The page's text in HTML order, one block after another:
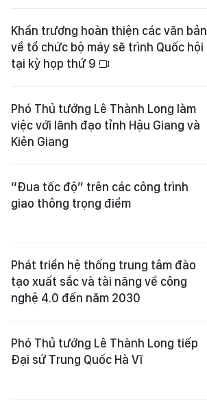
Khẩn trương hoàn thiện các văn bản
về tổ chức bộ máy sẽ trình Quốc hội
tại kỳ họp thứ 9
Phó Thủ tướng Lê Thành Long làm
việc với lãnh đạo tỉnh Hậu Giang và
Kiên Giang
“Đua tốc độ” trên các công trình
giao thông trọng điểm
Phát triển hệ thống trung tâm đào
tạo xuất sắc và tài năng về công
nghệ 4.0 đến năm 2030
Phó Thủ tướng Lê Thành Long tiếp
Đại sứ Trung Quốc Hà Vĩ